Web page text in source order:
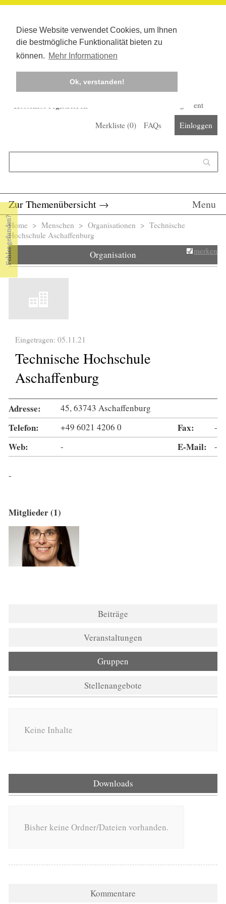
Diese Website verwendet Cookies, um Ihnen
die bestmögliche Funktionalität bieten zu
können. Mehr Informationen
Ok, verstanden!
Kostenlos registrieren
Corona-Management
Merkliste (0) FAQs Einloggen
Zur Themenübersicht → Menu
Sie sind hier
Home > Menschen > Organisationen > Technische
Hochschule Aschaffenburg
Organisation merken
Eingetragen: 05.11.21
Technische Hochschule
Aschaffenburg
Adresse: 45, 63743 Aschaffenburg
Telefon: +49 6021 4206 0 Fax: -
Web: - E-Mail: -
-
Mitglieder (1)
Beiträge
Veranstaltungen
Gruppen
Stellenangebote
Keine Inhalte
Downloads
Bisher keine Ordner/Dateien vorhanden.
Kommentare